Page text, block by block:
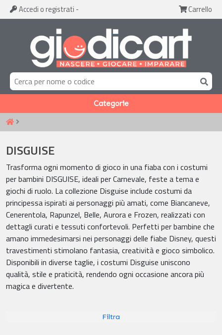
Accedi o registrati - Carrello
Categorie
DISGUISE
Trasforma ogni momento di gioco in una fiaba con i costumi
per bambini DISGUISE, ideali per Carnevale, feste a tema e
giochi di ruolo. La collezione Disguise include costumi da
principessa ispirati ai personaggi più amati, come Biancaneve,
Cenerentola, Rapunzel, Belle, Aurora e Frozen, realizzati con
dettagli curati e tessuti confortevoli. Perfetti per bambine che
amano immedesimarsi nei personaggi delle fiabe Disney, questi
travestimenti stimolano fantasia, creatività e gioco simbolico.
Disponibili in diverse taglie, i costumi Disguise uniscono
qualità, stile e praticità, rendendo ogni occasione ancora più
magica e divertente.
Filtra